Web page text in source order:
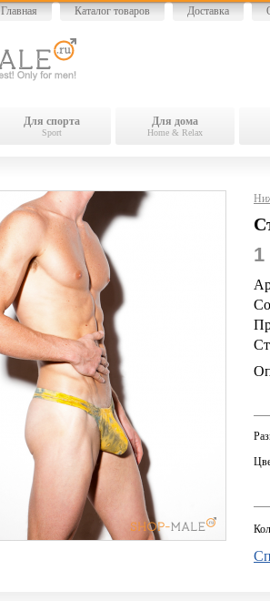
Главная Каталог товаров Доставка
Для спорта
Sport
Для дома
Home & Relax